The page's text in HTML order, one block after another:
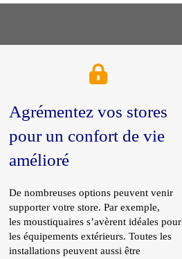
Agrémentez vos stores
pour un confort de vie
amélioré
De nombreuses options peuvent venir
supporter votre store. Par exemple,
les moustiquaires s’avèrent idéales pour
les équipements extérieurs. Toutes les
installations peuvent aussi être